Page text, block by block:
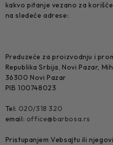
kakvo pitanje vezano za
na sledeće adrese:
Preduzeće za proizvodnju i
Republika Srbija, Novi Pazar,
36300 Novi Pazar
PIB 100748023
Tel: 020/318 320
email: office@barbosa.rs
Pristupanjem Vebsajtu ili